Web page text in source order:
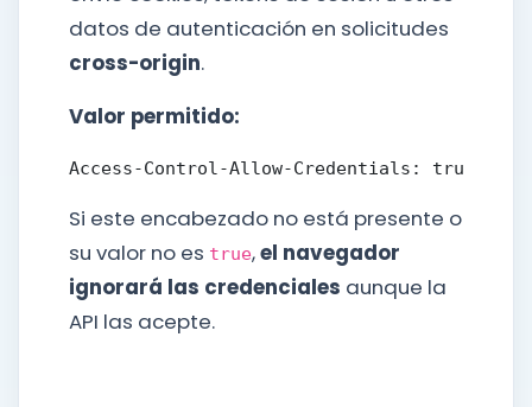
datos de autenticación en solicitudes
cross-origin.
Valor permitido:
Si este encabezado no está presente o
su valor no es true,el navegador
ignorará las credenciales aunque la
API las acepte.